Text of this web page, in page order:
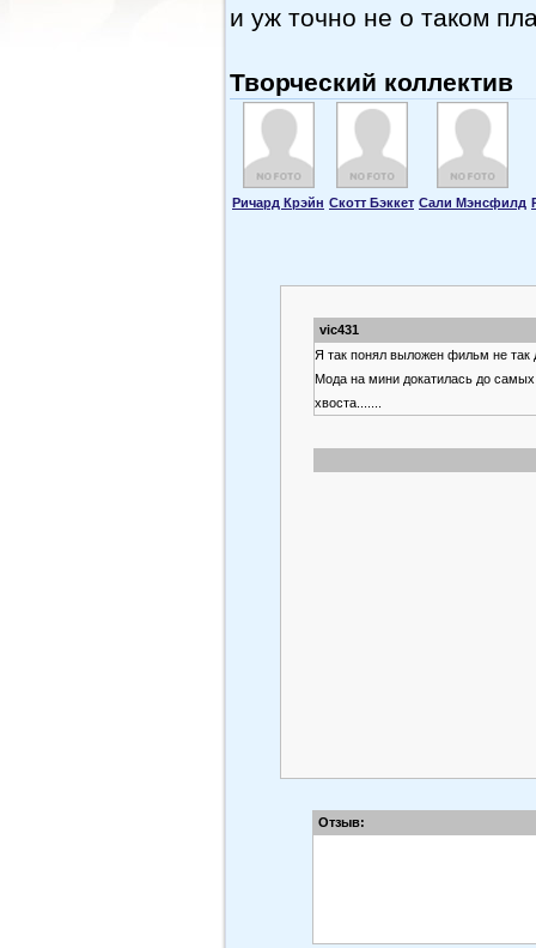
и уж точно не о таком
Творческий коллектив
Ричард Крэйн Скотт Бэккет Сали Мэнсфилд
vic431
Я так понял выложен фильм не
Мода на мини докатилась до
хвоста.......
Отзыв: